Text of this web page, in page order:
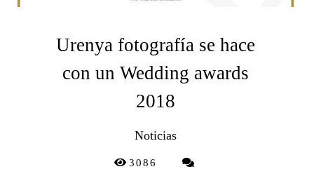
Urenya fotografía se hace
con un Wedding awards
2018
Noticias
3086